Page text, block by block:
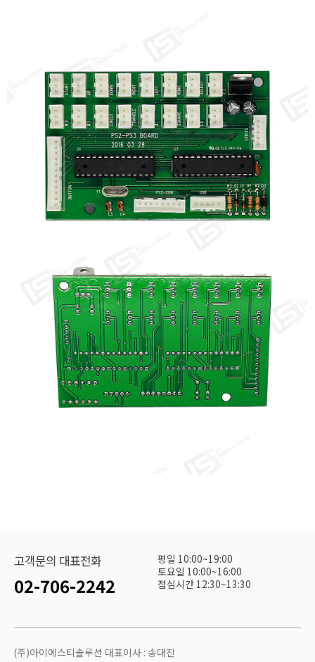
고객문의 대표전화
02-706-2242
평일 10:00~19:00
토요일 10:00~16:00
점심시간 12:30~13:30
(주)아이에스티솔루션 대표이사 : 송대진